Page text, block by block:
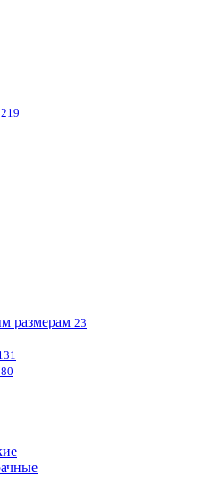
219
размерам 23
80